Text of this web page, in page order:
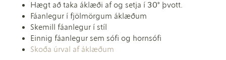
Hægt að taka áklæði af og setja í 30° þvott.
Fáanlegur í fjölmörgum áklæðum
Skemill fáanlegur í stíl
Einnig fáanlegur sem sófi og hornsófi
Skoða úrval af áklæðum